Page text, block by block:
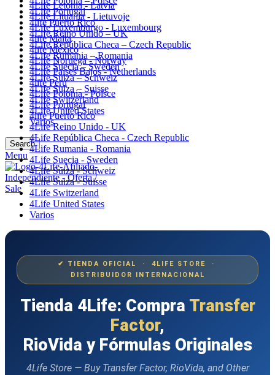
4Life Portugal
4life Puerto Rico
4Life Reino Unido – UK
4Life República Checa – Czech Republic
4Life Rumania – Romania
4Life Suecia – Sweden
4Life Suiza – Schweiz
4Life Suiza – Suisse
4Life Switzerland
4Life United States
Varios
Search
Menu
4Life Letonia - Latvia
4Life Lituania - Lietuvoje
4Life Luxemburgo - Luxembourg
4life Malta
4life México
4Life Noruega - Norway
4Life Paises Bajos - Netherlands
4life Perú
4Life Polonia - Polsce
4Life Portugal
4life Puerto Rico
4Life Reino Unido - UK
4Life República Checa - Czech Republic
4Life Rumania - Romania
4Life Suecia - Sweden
4Life Suiza - Schweiz
4Life Suiza - Suisse
4Life Switzerland
4Life United States
Varios
✔ TIENDA OFICIAL · 4LIFE STORE ·
DISTRIBUIDOR INTERNACIONAL
Tienda 4Life: Compra Transfer
Factor,
RioVida y Fórmulas Originales
4Life Store — Buy Transfer Factor, RioVida, and Other